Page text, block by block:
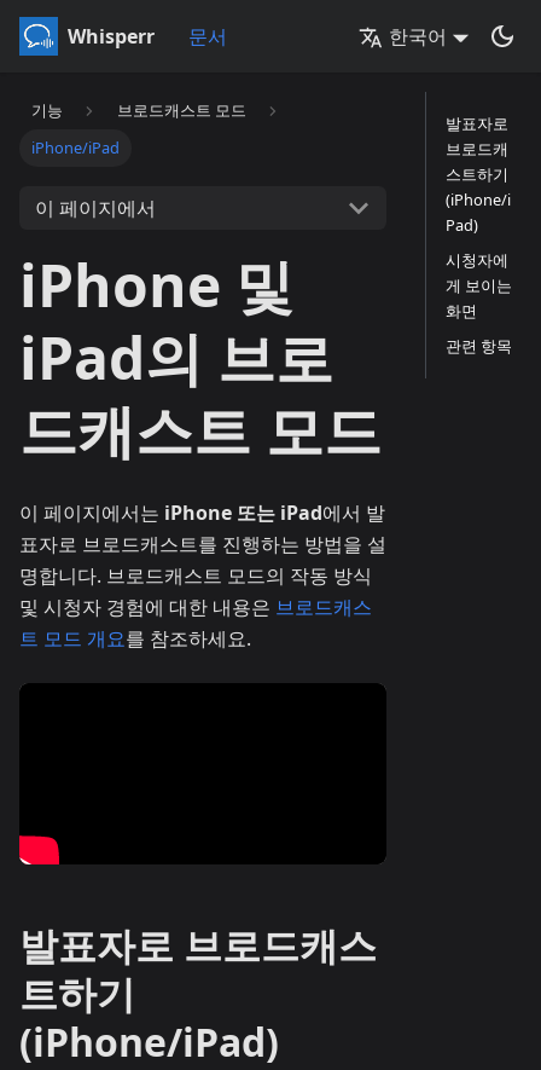
Whisperr 문서 한국어
기능
브로드캐스트 모드
iPhone/iPad
이 페이지에서
iPhone 및
iPad의 브로
드캐스트 모드
이 페이지에서는 iPhone 또는 iPad에서 발
표자로 브로드캐스트를 진행하는 방법을 설
명합니다. 브로드캐스트 모드의 작동 방식
및 시청자 경험에 대한 내용은 브로드캐스
트 모드 개요를 참조하세요.
발표자로 브로드캐스
트하기
(iPhone/iPad)
발표자로
브로드캐
스트하기
(iPhone/i
Pad)
시청자에
게 보이는
화면
관련 항목